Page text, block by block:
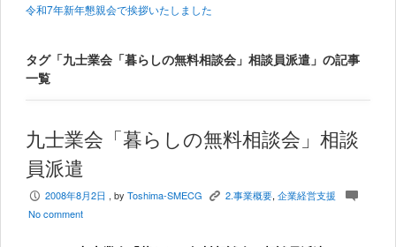
令和7年新年懇親会で挨拶いたしました
タグ「九士業会「暮らしの無料相談会」相談員派遣」の記事
一覧
九士業会「暮らしの無料相談会」相談
員派遣
P 2008年8月2日 , by Toshima-SMECG K 2.事業概要, 企業経営支援 c
No comment